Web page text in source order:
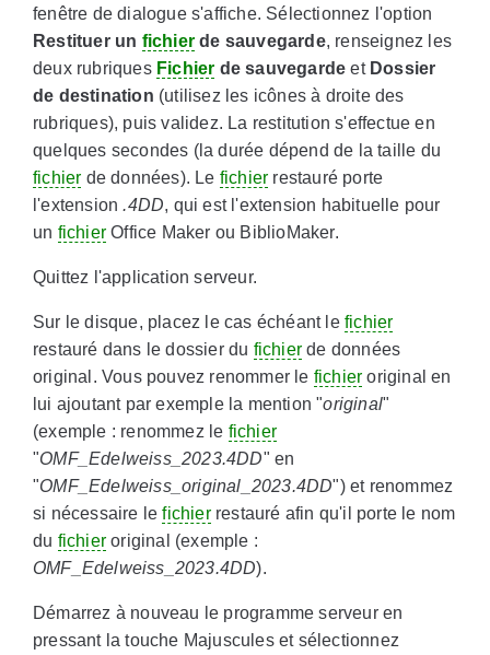
fenêtre de dialogue s'affiche. Sélectionnez l'option
Restituer un fichierde sauvegarde, renseignez les
deux rubriques Fichier de sauvegarde et Dossier
de destination (utilisez les icônes à droite des
rubriques), puis validez. La restitution s'effectue en
quelques secondes (la durée dépend de la taille du
fichier de données). Le fichier restauré porte
l'extension.4DD, qui est l'extension habituelle pour
un fichierOffice Maker ou BiblioMaker.
Quittez l'application serveur.
Sur le disque, placez le cas échéant le fichier
restauré dans le dossier du fichierde données
original. Vous pouvez renommer le fichier original en
lui ajoutant par exemple la mention "original"
(exemple : renommez le fichier
"OMF_Edelweiss_2023.4DD" en
"OMF_Edelweiss_original_2023.4DD") et renommez
si nécessaire lefichierrestauré afin qu'il porte le nom
du fichieroriginal (exemple :
OMF_Edelweiss_2023.4DD).
Démarrez à nouveau le programme serveur en
pressant la touche Majuscules et sélectionnez